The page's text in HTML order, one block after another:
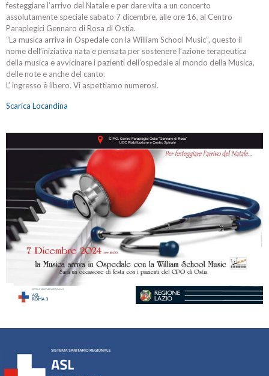
festeggiare l’arrivo del Natale e per dare vita a un concerto
assolutamente speciale sabato 7 dicembre, alle ore 16, al Centro
Paraplegici Gennaro di Rosa di Ostia.
“La musica arriva in Ospedale con la William School Music”, questo il
nome dell’iniziativa nata e pensata per sostenere l’azione terapeutica
della musica e avvicinare i pazienti dell’ospedale al mondo della Musica,
delle note e anche del canto.
L’ ingresso è libero. Vi aspettiamo numerosi.
Scarica Locandina